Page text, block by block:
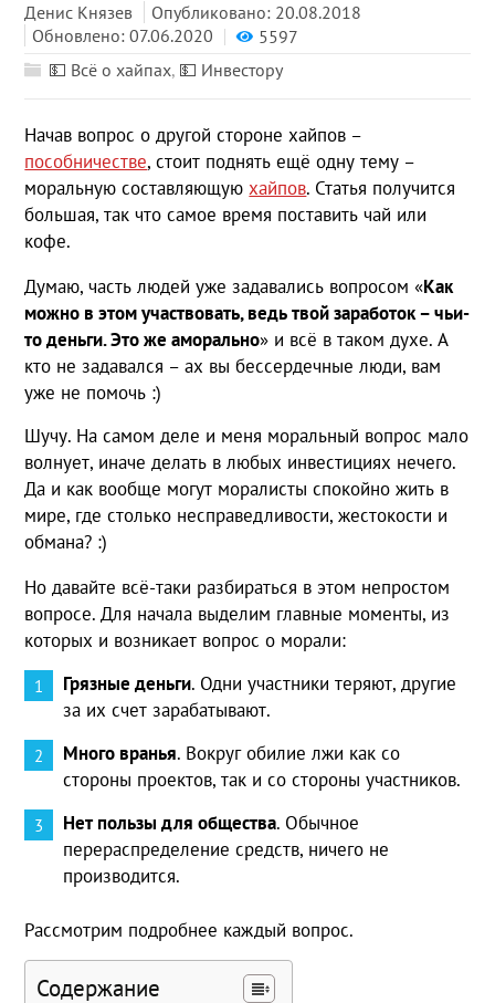
Денис Князев
Опубликовано: 20.08.2018
Обновлено: 07.06.2020
5597
💵 Всё о хайпах, 💵 Инвестору
Начав вопрос о другой стороне хайпов –
пособничестве, стоит поднять ещё одну тему –
моральную составляющуюхайпов. Статья получится
большая, так что самое время поставить чай или
кофе.
Думаю, часть людей уже задавались вопросом «Как
можно в этом участвовать, ведь твой заработок – чьи-
то деньги. Это же аморально» и всё в таком духе. А
кто не задавался – ах вы бессердечные люди, вам
уже не помочь :)
Шучу. На самом деле и меня моральный вопрос мало
волнует, иначе делать в любых инвестициях нечего.
Да и как вообще могут моралисты спокойно жить в
мире, где столько несправедливости, жестокости и
обмана? :)
Но давайте всё-таки разбираться в этом непростом
вопросе. Для начала выделим главные моменты, из
которых и возникает вопрос о морали:
Грязные деньги. Одни участники теряют, другие
за их счет зарабатывают.
Много вранья. Вокруг обилие лжи как со
стороны проектов, так и со стороны участников.
Нет пользы для общества. Обычное
перераспределение средств, ничего не
производится.
Рассмотрим подробнее каждый вопрос.
Содержание